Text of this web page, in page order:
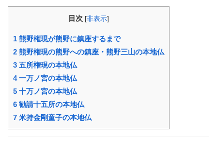
目次 [非表示]
1 熊野権現が熊野に鎮座するまで
2 熊野権現の熊野への鎮座・熊野三山の本地仏
3 五所権現の本地仏
4一万ノ宮の本地仏
5 十万ノ宮の本地仏
6 勧請十五所の本地仏
7 米持金剛童子の本地仏